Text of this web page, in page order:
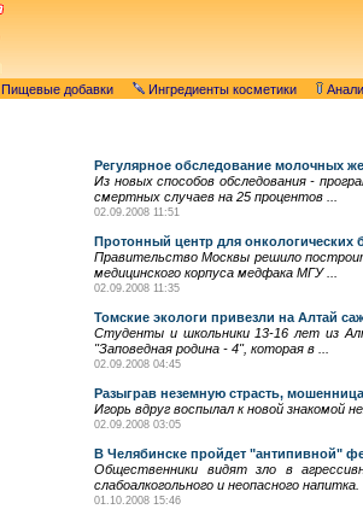
Пищевые добавки Ингредиенты косметики
Регулярное обследование молочных
Из новых способов обследования -
смертных случаев на 25 процентов ...
02.09.2008 11:51
Протонный центр для онкологических
Правительство Москвы решило
медицинского корпуса медфака МГУ ...
02.09.2008 11:35
Томские экологи привезли на Алтай
Студенты и школьники 13-16 лет из
"Заповедная родина - 4", которая в ...
02.09.2008 04:45
Разыграв неземную страсть,
Игорь вдруг воспылал к новой
02.09.2008 03:05
В Челябинске пройдет "антипивной"
Общественники видят зло в
слабоалкогольного и неопасного напитка.
01.10.2008 15:46